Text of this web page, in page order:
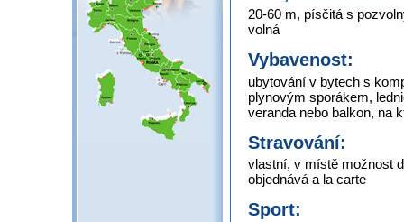
20-60 m, písčitá s
volná
Vybavenost:
ubytování v bytech s
plynovým sporákem,
veranda nebo balkon, na
Stravování:
vlastní, v místě možnost
objednává a la carte
Sport: